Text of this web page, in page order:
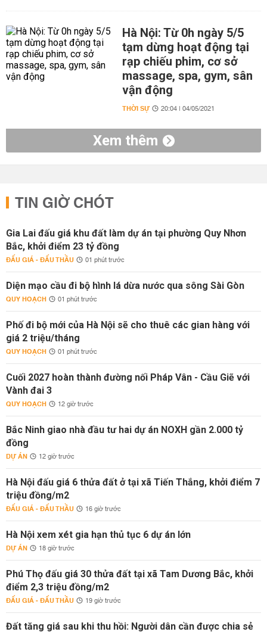
Hà Nội: Từ 0h ngày 5/5
tạm dừng hoạt động tại
rạp chiếu phim, cơ sở
massage, spa, gym, sân
vận động
THỜI SỰ 20:04 | 04/05/2021
Xem thêm
TIN GIỜ CHÓT
Gia Lai đấu giá khu đất làm dự án tại phường Quy Nhơn
Bắc, khởi điểm 23 tỷ đồng
ĐẤU GIÁ - ĐẤU THẦU 01 phút trước
Diện mạo cầu đi bộ hình lá dừa nước qua sông Sài Gòn
QUY HOẠCH 01 phút trước
Phố đi bộ mới của Hà Nội sẽ cho thuê các gian hàng với
giá 2 triệu/tháng
QUY HOẠCH 01 phút trước
Cuối 2027 hoàn thành đường nối Pháp Vân - Cầu Giẽ với
Vành đai 3
QUY HOẠCH 12 giờ trước
Bắc Ninh giao nhà đầu tư hai dự án NOXH gần 2.000 tỷ
đồng
DỰ ÁN 12 giờ trước
Hà Nội đấu giá 6 thửa đất ở tại xã Tiến Thắng, khởi điểm 7
triệu đồng/m2
ĐẤU GIÁ - ĐẤU THẦU 16 giờ trước
Hà Nội xem xét gia hạn thủ tục 6 dự án lớn
DỰ ÁN 18 giờ trước
Phú Thọ đấu giá 30 thửa đất tại xã Tam Dương Bắc, khởi
điểm 2,3 triệu đồng/m2
ĐẤU GIÁ - ĐẤU THẦU 19 giờ trước
Đất tăng giá sau khi thu hồi: Người dân cần được chia sẻ